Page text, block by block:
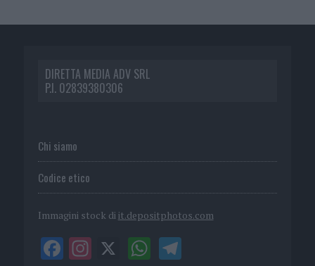
DIRETTA MEDIA ADV SRL
P.I. 02839380306
Chi siamo
Codice etico
Immagini stock di it.depositphotos.com